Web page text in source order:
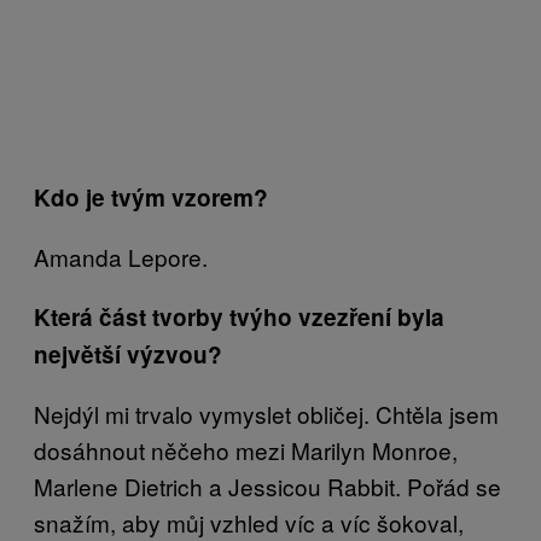
Kdo je tvým vzorem?
Amanda Lepore.
Která část tvorby tvýho vzezření byla
největší výzvou?
Nejdýl mi trvalo vymyslet obličej. Chtěla jsem
dosáhnout něčeho mezi Marilyn Monroe,
Marlene Dietrich a Jessicou Rabbit. Pořád se
snažím, aby můj vzhled víc a víc šokoval,